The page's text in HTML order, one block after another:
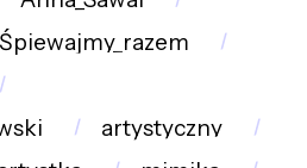
Śpiewajmy_razem
artystyczny